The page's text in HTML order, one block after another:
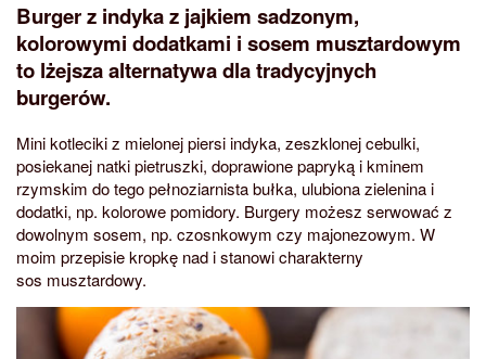
Burger z indyka z jajkiem sadzonym,
kolorowymi dodatkami i sosem musztardowym
to lżejsza alternatywa dla tradycyjnych
burgerów.
Mini kotleciki z mielonej piersi indyka, zeszklonej cebulki,
posiekanej natki pietruszki, doprawione papryką i kminem
rzymskim do tego pełnoziarnista bułka, ulubiona zielenina i
dodatki, np. kolorowe pomidory. Burgery możesz serwować z
dowolnym sosem, np. czosnkowym czy majonezowym. W
moim przepisie kropkę nad i stanowi charakterny
sos musztardowy.